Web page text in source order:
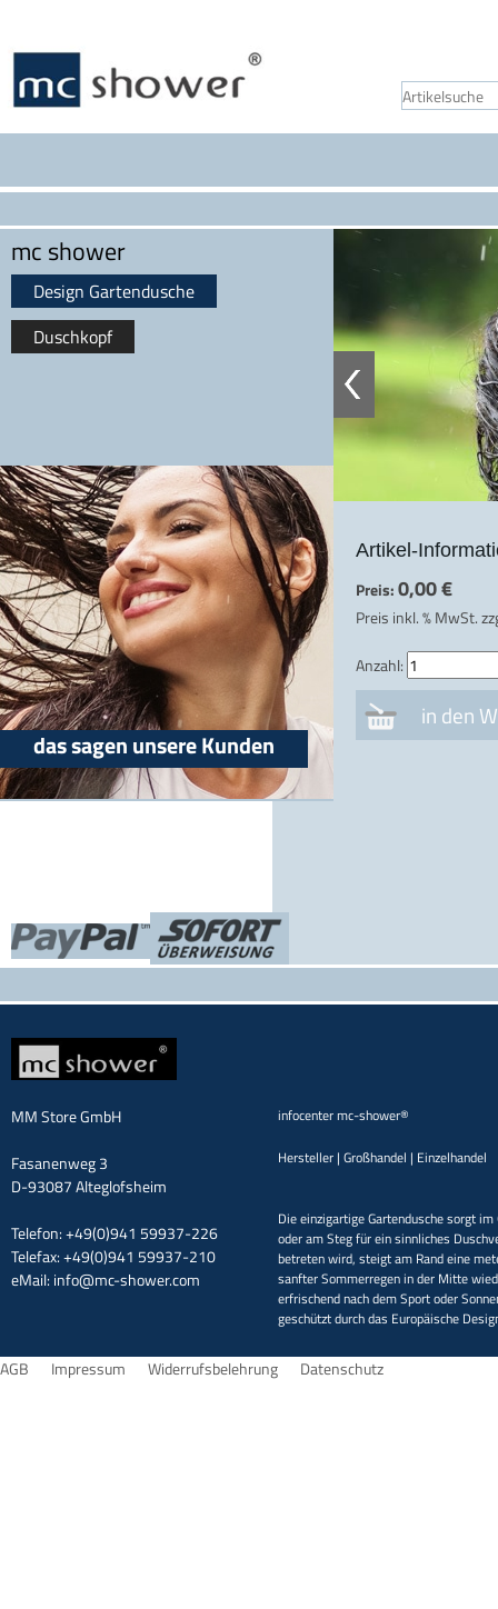
Artikel-
Preis:0,00 €
Preis inkl. % MwSt.
Anzahl:
mc shower
Design Gartendusche
Duschkopf
das sagen unsere Kunden
MM Store GmbH
Fasanenweg 3
D-93087 Alteglofsheim
Telefon: +49(0)941 59937-226
Telefax: +49(0)941 59937-210
eMail: info@mc-shower.com
infocenter mc-shower®
Hersteller | Großhandel | Einzelhandel
Die einzigartige Gartendusche sorgt
oder am Steg für ein sinnliches
betreten wird, steigt am Rand eine
sanfter Sommerregen in der Mitte
erfrischend nach dem Sport oder
geschützt durch das Europäische
AGB Impressum Widerrufsbelehrung Datenschutz